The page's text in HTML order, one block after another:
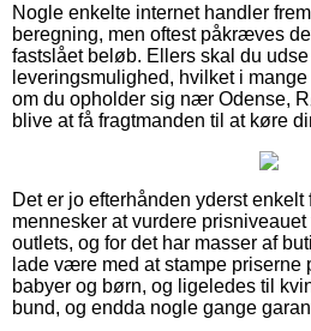
Nogle enkelte internet handler
beregning, men oftest påkræves
fastslået beløb. Ellers skal du
leveringsmulighed, hvilket i
om du opholder sig nær Odense,
blive at få fragtmanden til at køre
Det er jo efterhånden yderst
mennesker at vurdere
outlets, og for det har masser af
lade være med at stampe priserne
babyer og børn, og ligeledes til
bund, og endda nogle gange